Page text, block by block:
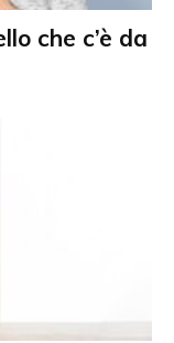
che c’è da